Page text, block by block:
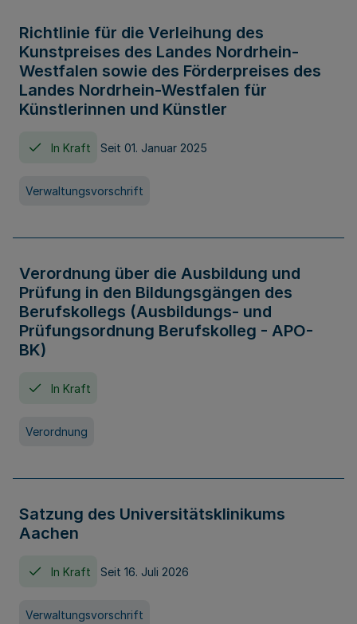
Richtlinie für die Verleihung des
Kunstpreises des Landes Nordrhein-
Westfalen sowie des Förderpreises des
Landes Nordrhein-Westfalen für
Künstlerinnen und Künstler
In Kraft Seit 01. Januar 2025
Verwaltungsvorschrift
Verordnung über die Ausbildung und
Prüfung in den Bildungsgängen des
Berufskollegs (Ausbildungs- und
Prüfungsordnung Berufskolleg - APO-
BK)
In Kraft
Verordnung
Satzung des Universitätsklinikums
Aachen
In Kraft Seit 16. Juli 2026
Verwaltungsvorschrift